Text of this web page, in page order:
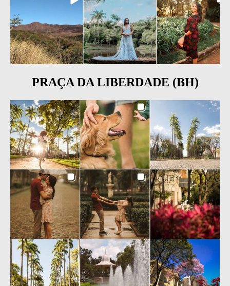
PRAÇA DA LIBERDADE (BH)